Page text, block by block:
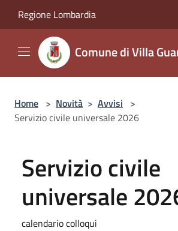
Regione Lombardia
Comune di Villa
Home > Novità > Avvisi >
Servizio civile universale 2026
Servizio civile
universale
calendario colloqui